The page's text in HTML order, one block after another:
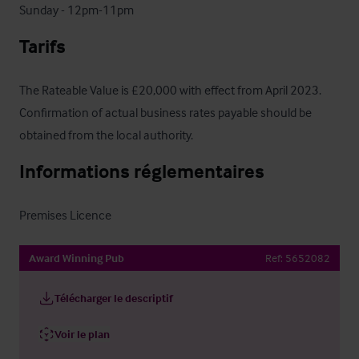
Sunday - 12pm-11pm
Tarifs
The Rateable Value is £20,000 with effect from April 2023.
Confirmation of actual business rates payable should be
obtained from the local authority.
Informations réglementaires
Premises Licence
Award Winning Pub Ref: 5652082
Télécharger le descriptif
Voir le plan